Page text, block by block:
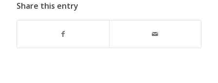
Share this entry